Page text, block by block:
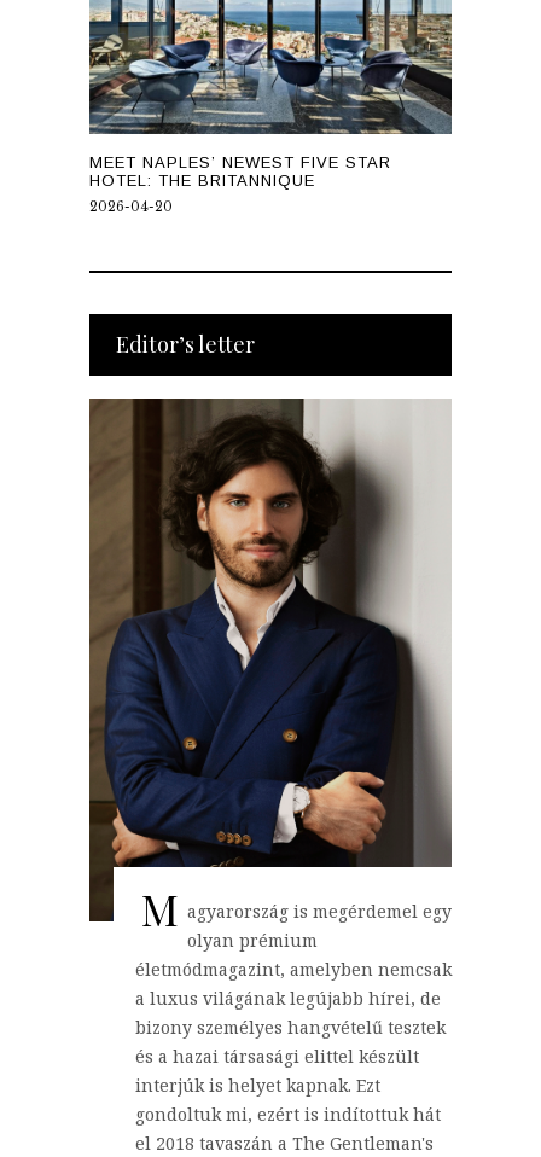
MEET NAPLES’ NEWEST FIVE STAR
HOTEL: THE BRITANNIQUE
2026-04-20
Editor’s letter
M agyarország is megérdemel egy
olyan prémium
életmódmagazint, amelyben nemcsak
a luxus világának legújabb hírei, de
bizony személyes hangvételű tesztek
és a hazai társasági elittel készült
interjúk is helyet kapnak. Ezt
gondoltuk mi, ezért is indítottuk hát
el 2018 tavaszán a The Gentleman's